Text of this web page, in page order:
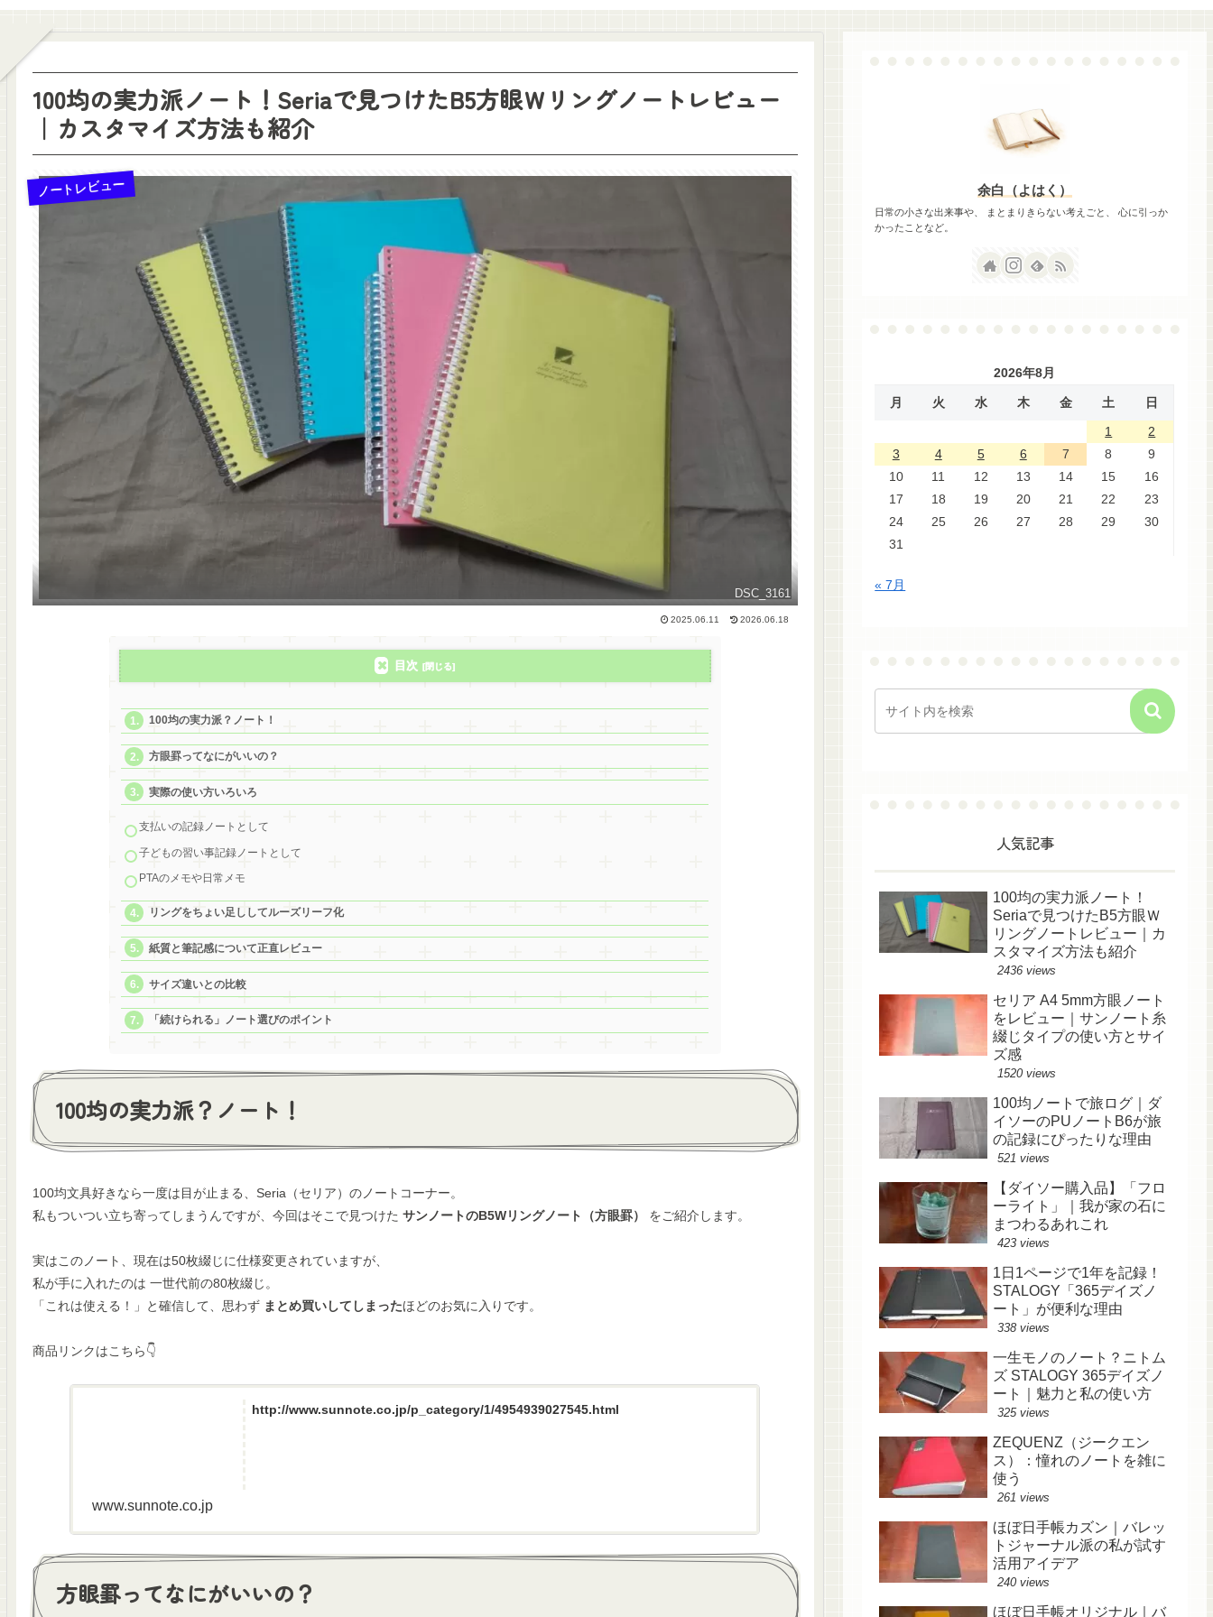
100均の実力派ノート！Seriaで見つけたB5方眼Ｗリングノートレビュー
｜カスタマイズ方法も紹介
ノートレビュー
DSC_3161
2025.06.11 2026.06.18
目次
100均の実力派？ノート！
方眼罫ってなにがいいの？
実際の使い方いろいろ
支払いの記録ノートとして
子どもの習い事記録ノートとして
PTAのメモや日常メモ
リングをちょい足ししてルーズリーフ化
紙質と筆記感について正直レビュー
サイズ違いとの比較
「続けられる」ノート選びのポイント
100均の実力派？ノート！
100均文具好きなら一度は目が止まる、Seria（セリア）のノートコーナー。
私もついつい立ち寄ってしまうんですが、今回はそこで見つけた サンノートのB5Wリングノート（方眼罫） をご紹介します。
実はこのノート、現在は50枚綴じに仕様変更されていますが、
私が手に入れたのは 一世代前の80枚綴じ。
「これは使える！」と確信して、思わず まとめ買いしてしまったほどのお気に入りです。
商品リンクはこちら👇
http://www.sunnote.co.jp/p_category/1/4954939027545.html
www.sunnote.co.jp
方眼罫ってなにがいいの？
余白（よはく）
日常の小さな出来事や、 まとまりきらない考えごと、 心に引っか
かったことなど。
2026年8月
月 火 水 木 金 土
日
1
2
3
4 5 6 7 8
9
10
11 12 13 14 15
16
17
18 19 20 21 22
23
24
25 26 27 28 29
30
31
« 7月
人気記事
100均の実力派ノート！
Seriaで見つけたB5方眼Ｗ
リングノートレビュー｜カ
スタマイズ方法も紹介
2436 views
セリア A4 5mm方眼ノート
をレビュー｜サンノート糸
綴じタイプの使い方とサイ
ズ感
1520 views
100均ノートで旅ログ｜ダ
イソーのPUノートB6が旅
の記録にぴったりな理由
521 views
【ダイソー購入品】「フロ
ーライト」｜我が家の石に
まつわるあれこれ
423 views
1日1ページで1年を記録！
STALOGY「365デイズノ
ート」が便利な理由
338 views
一生モノのノート？ニトム
ズ STALOGY 365デイズノ
ート｜魅力と私の使い方
325 views
ZEQUENZ（ジークエン
ス）：憧れのノートを雑に
使う
261 views
ほぼ日手帳カズン｜バレッ
トジャーナル派の私が試す
活用アイデア
240 views
ほぼ日手帳オリジナル｜バ